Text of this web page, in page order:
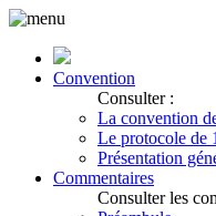
Convention
Consulter :
La convention
Le protocole de
Présentation
Commentaires
Consulter les